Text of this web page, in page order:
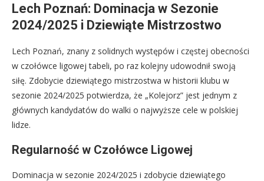
Lech Poznań: Dominacja w Sezonie
2024/2025 i Dziewiąte Mistrzostwo
Lech Poznań, znany z solidnych występów i częstej obecności
w czołówce ligowej tabeli, po raz kolejny udowodnił swoją
siłę. Zdobycie dziewiątego mistrzostwa w historii klubu w
sezonie 2024/2025 potwierdza, że „Kolejorz” jest jednym z
głównych kandydatów do walki o najwyższe cele w polskiej
lidze.
Regularność w Czołówce Ligowej
Dominacja w sezonie 2024/2025 i zdobycie dziewiątego